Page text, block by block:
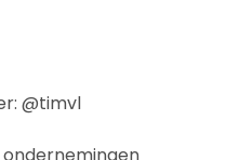
@timvl